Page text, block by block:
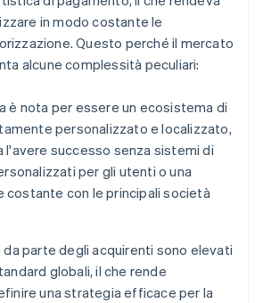
2026
Stripe sta costruendo l'infrastruttura
in modo costante le
Questo perché il mercato
alcune complessità peculiari:
è nota per essere un ecosistema di
personalizzato e localizzato,
l'avere successo senza sistemi di
per gli utenti o una
costante con le principali società
parte degli acquirenti sono elevati
globali, il che rende
una strategia efficace per la